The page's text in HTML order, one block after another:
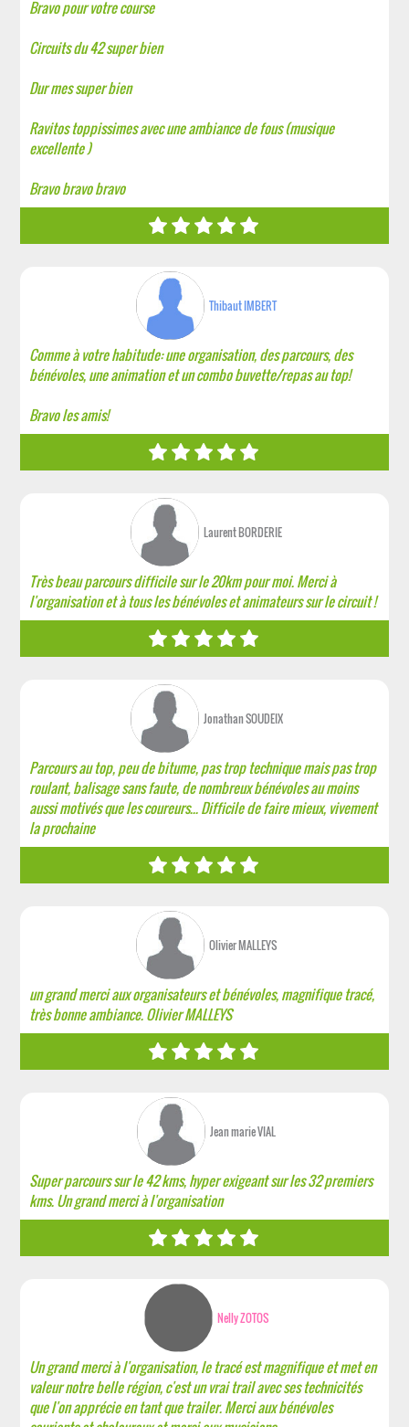
Bravo pour votre course
Circuits du 42 super bien
Dur mes super bien
Ravitos toppissimes avec une ambiance de fous (musique
excellente )
Bravo bravo bravo
Thibaut IMBERT
Comme à votre habitude: une organisation, des parcours, des
bénévoles, une animation et un combo buvette/repas au top!
Bravo les amis!
Laurent BORDERIE
Très beau parcours difficile sur le 20km pour moi. Merci à
l'organisation et à tous les bénévoles et animateurs sur le circuit !
Jonathan SOUDEIX
Parcours au top, peu de bitume, pas trop technique mais pas trop
roulant, balisage sans faute, de nombreux bénévoles au moins
aussi motivés que les coureurs... Difficile de faire mieux, vivement
la prochaine
Olivier MALLEYS
un grand merci aux organisateurs et bénévoles, magnifique tracé,
très bonne ambiance. Olivier MALLEYS
Jean marie VIAL
Super parcours sur le 42 kms, hyper exigeant sur les 32 premiers
kms. Un grand merci à l'organisation
Nelly ZOTOS
Un grand merci à l'organisation, le tracé est magnifique et met en
valeur notre belle région, c'est un vrai trail avec ses technicités
que l'on apprécie en tant que trailer. Merci aux bénévoles